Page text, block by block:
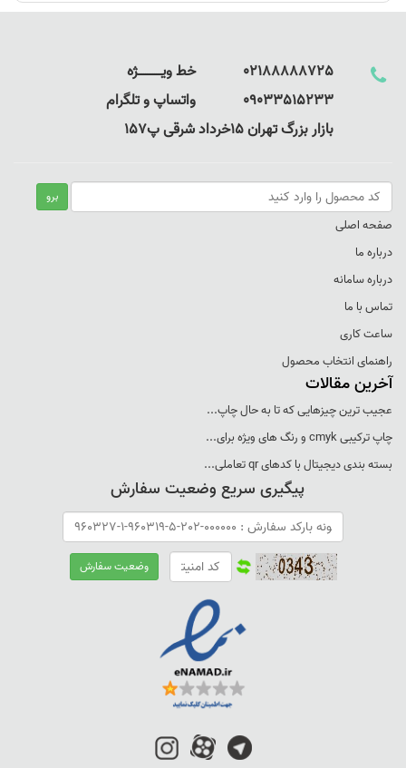
02188888725 خط ویـــــــــــــژه
09033515233 واتساپ و تلگرام
بازار بزرگ تهران 15خرداد شرقی پ157
صفحه اصلی
درباره ما
درباره سامانه
تماس با ما
ساعت کاری
راهنمای انتخاب محصول
آخرین مقالات
عجيب ترين چيزهايی که تا به حال چاپ...
چاپ ترکيبی cmyk و رنگ های ويژه برای...
بسته بندی ديجيتال با کدهای qr تعاملی...
پیگیری سریع وضعیت سفارش